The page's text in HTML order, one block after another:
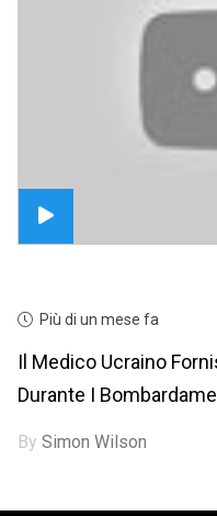
Più di un mese fa
Il Medico Ucraino
Durante I
BySimon Wilson